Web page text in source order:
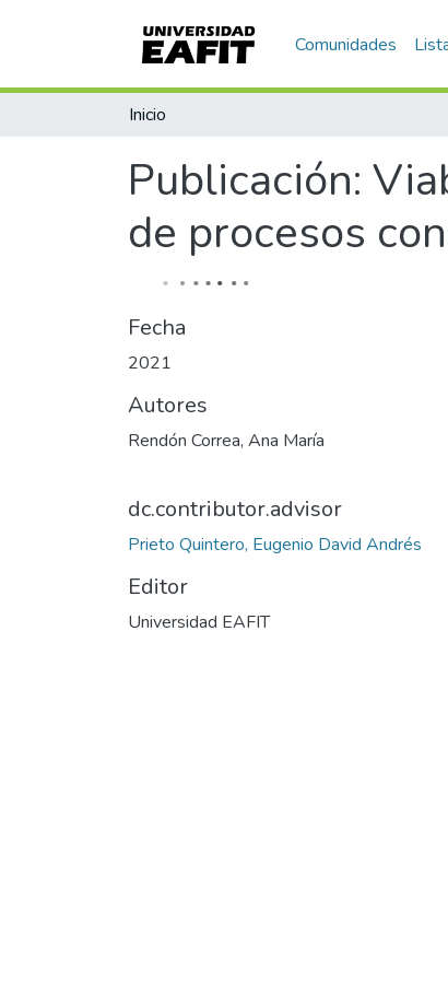
Comunidades
Inicio
Publicación:
de procesos
Fecha
2021
Autores
Rendón Correa, Ana María
dc.contributor.advisor
Prieto Quintero, Eugenio David Andrés
Editor
Universidad EAFIT